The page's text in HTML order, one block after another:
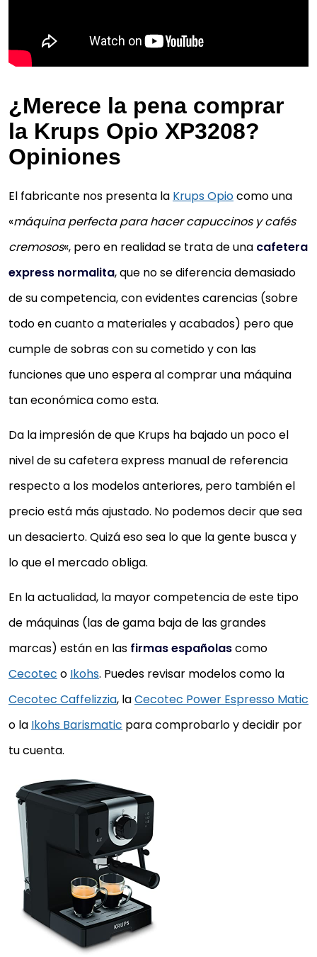
¿Merece la pena comprar
la Krups Opio XP3208?
Opiniones
El fabricante nos presenta la Krups Opiocomo una
«máquina perfecta para hacer capuccinos y cafés
cremosos«, pero en realidad se trata de una cafetera
express normalita, que no se diferencia demasiado
de su competencia, con evidentes carencias (sobre
todo en cuanto a materiales y acabados) pero que
cumple de sobras con su cometido y con las
funciones que uno espera al comprar una máquina
tan económica como esta.
Da la impresión de que Krups ha bajado un poco el
nivel de su cafetera express manual de referencia
respecto a los modelos anteriores, pero también el
precio está más ajustado. No podemos decir que sea
un desacierto. Quizá eso sea lo que la gente busca y
lo que el mercado obliga.
En la actualidad, la mayor competencia de este tipo
de máquinas (las de gama baja de las grandes
marcas) están en las firmas españolascomo
Cecotec o Ikohs. Puedes revisar modelos como la
Cecotec Caffelizzia, laCecotec Power Espresso Matic
o la Ikohs Barismatic para comprobarlo y decidir por
tu cuenta.